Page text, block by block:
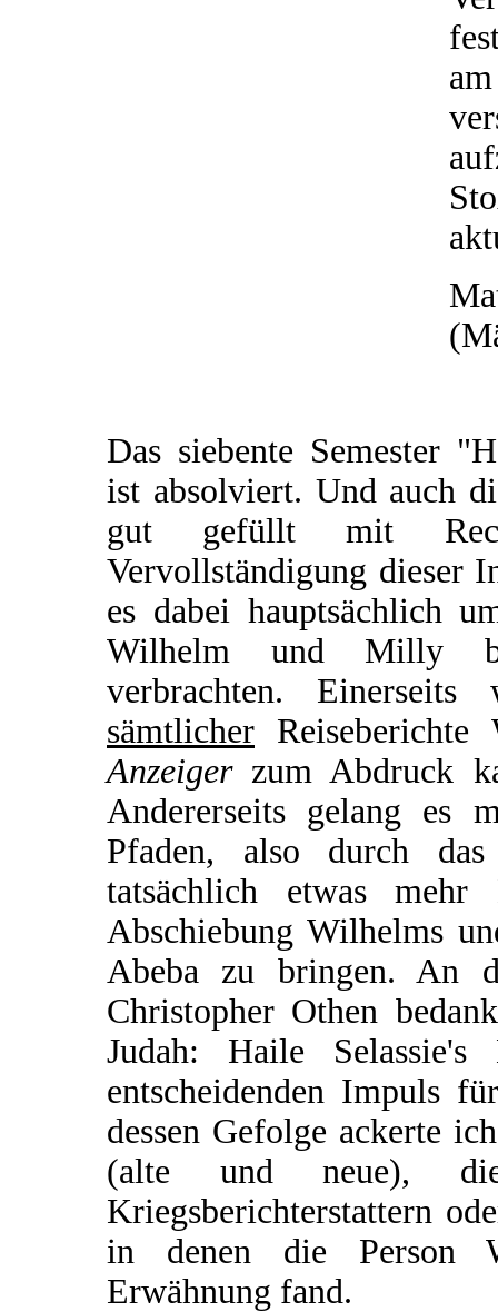
Das siebente Semester
ist absolviert. Und auch
gut gefüllt mit
Vervollständigung dieser
es dabei hauptsächlich
Wilhelm und Milly
verbrachten.
sämtlicher
Anzeigerzum Abdruck
Andererseits gelang es
Pfaden, also durch das
tatsächlich etwas
Abschiebung Wilhelms
Abeba zu bringen. An
Christopher Othen
Judah: Haile
entscheidenden Impuls
dessen Gefolge ackerte
(alte und neue),
Kriegsberichterstattern
in denen die Person
Erwähnung fand.